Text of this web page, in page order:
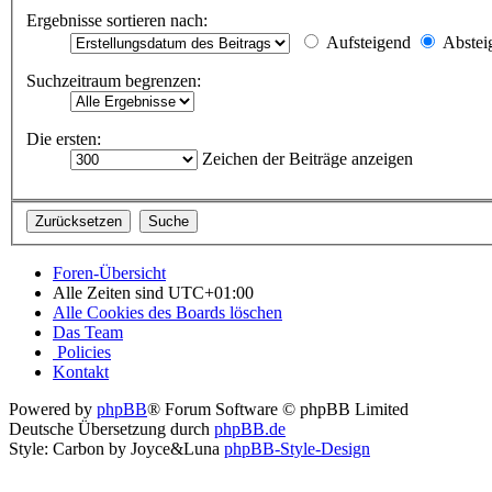
Ergebnisse sortieren nach:
Aufsteigend
Suchzeitraum begrenzen:
Die ersten:
Zeichen der Beiträge anzeigen
Foren-Übersicht
Alle Zeiten sind UTC+01:00
Alle Cookies des Boards löschen
Das Team
Policies
Kontakt
Powered by phpBB® Forum Software © phpBB Limited
Deutsche Übersetzung durch phpBB.de
Style: Carbon by Joyce&Luna phpBB-Style-Design